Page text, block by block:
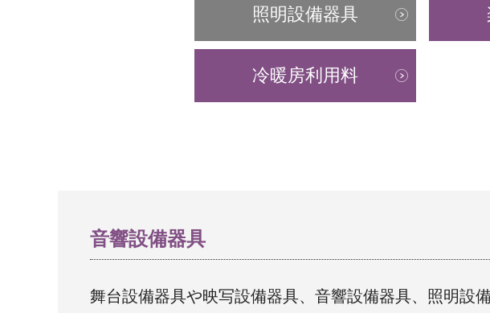
照明設備器具
冷暖房利用料
音響設備器具
舞台設備器具や映写設備器具、音響設備器具、照明設